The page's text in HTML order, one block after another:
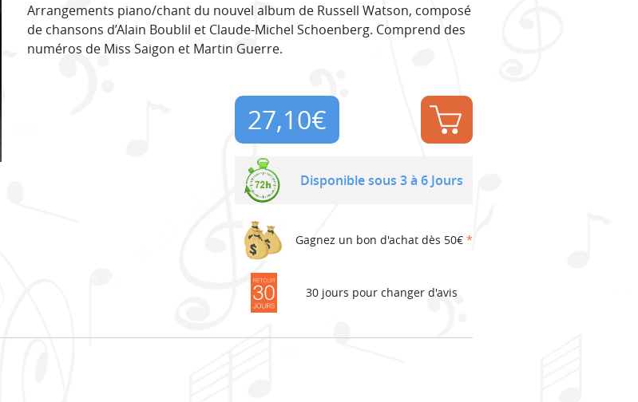
Arrangements piano/chant du nouvel album de Russell Watson, composé
de chansons d’Alain Boublil et Claude-Michel Schoenberg. Comprend des
numéros de Miss Saigon et Martin Guerre.
27,10€
Disponible sous 3 à 6 Jours
Gagnez un bon d'achat dès 50€ *
30 jours pour changer d'avis